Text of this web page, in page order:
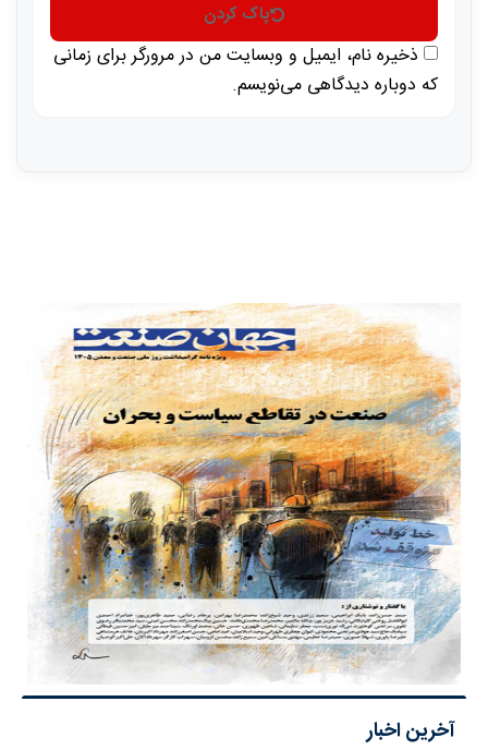
پاک کردن
ذخیره نام، ایمیل و وبسایت من در مرورگر برای زمانی
که دوباره دیدگاهی می‌نویسم.
آخرین اخبار